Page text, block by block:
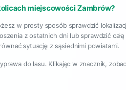
miejscowości Zambrów?
w prosty sposób sprawdzić
z ostatnich dni lub sprawdzić
sytuację z sąsiednimi powiatami.
do lasu. Klikając w znacznik,